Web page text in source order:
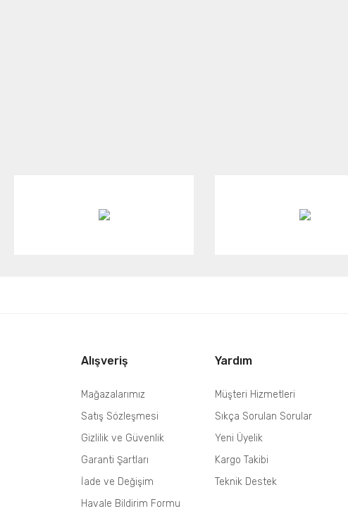
Alışveriş
Mağazalarımız
Satış Sözleşmesi
Gizlilik ve Güvenlik
Garanti Şartları
İade ve Değişim
Havale Bildirim Formu
Yardım
Müşteri Hizmetleri
Sıkça Sorulan Sorular
Yeni Üyelik
Kargo Takibi
Teknik Destek